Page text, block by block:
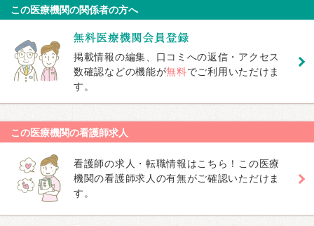
この医療機関の関係者の方へ
掲載情報の編集、口コミへの返信・アクセス
数確認などの機能が無料でご利用いただけま
す。
この医療機関の看護師求人
看護師の求人・転職情報はこちら！この医療
機関の看護師求人の有無がご確認いただけま
す。